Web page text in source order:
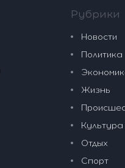
Рубрики
Новости
Политика
Жизнь
Культура
Отдых
Спорт